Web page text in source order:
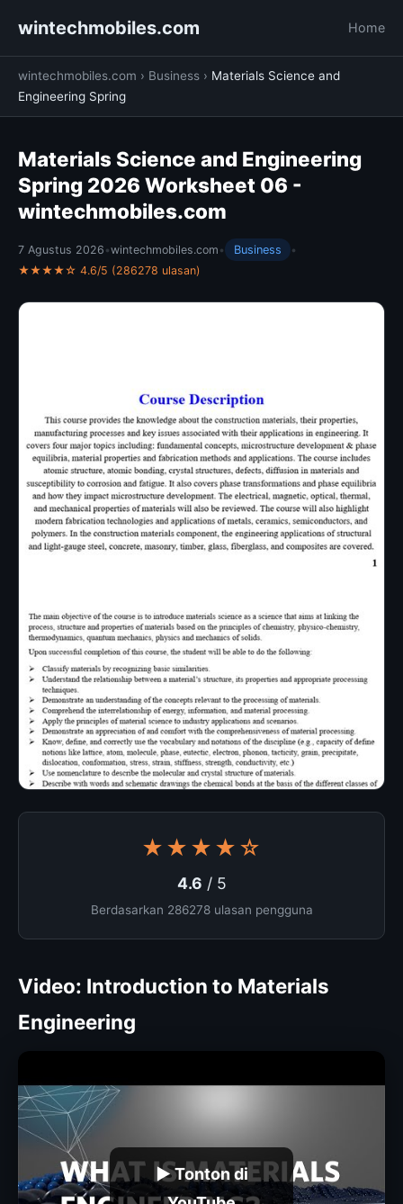
wintechmobiles.com Home
wintechmobiles.com › Business › Materials Science and
Engineering Spring
Materials Science and Engineering
Spring 2026 Worksheet 06 -
wintechmobiles.com
7 Agustus 2026 •wintechmobiles.com • Business
•
★★★★☆ 4.6/5 (286278 ulasan)
★★★★☆
4.6 / 5
Berdasarkan 286278 ulasan pengguna
Video: Introduction to Materials
Engineering
▶ Tonton di